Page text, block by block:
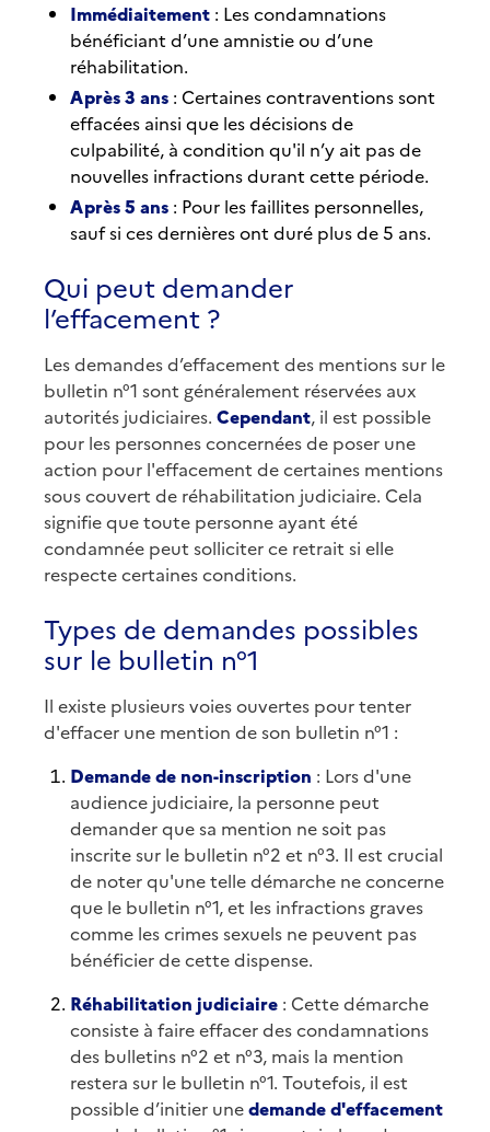
Immédiaitement : Les condamnations
bénéficiant d’une amnistie ou d’une
réhabilitation.
Après 3 ans : Certaines contraventions sont
effacées ainsi que les décisions de
culpabilité, à condition qu'il n’y ait pas de
nouvelles infractions durant cette période.
Après 5 ans : Pour les faillites personnelles,
sauf si ces dernières ont duré plus de 5 ans.
Qui peut demander
l’effacement ?
Les demandes d’effacement des mentions sur le
bulletin n°1 sont généralement réservées aux
autorités judiciaires. Cependant, il est possible
pour les personnes concernées de poser une
action pour l'effacement de certaines mentions
sous couvert de réhabilitation judiciaire. Cela
signifie que toute personne ayant été
condamnée peut solliciter ce retrait si elle
respecte certaines conditions.
Types de demandes possibles
sur le bulletin n°1
Il existe plusieurs voies ouvertes pour tenter
d'effacer une mention de son bulletin n°1 :
Demande de non-inscription : Lors d'une
audience judiciaire, la personne peut
demander que sa mention ne soit pas
inscrite sur le bulletin n°2 et n°3. Il est crucial
de noter qu'une telle démarche ne concerne
que le bulletin n°1, et les infractions graves
comme les crimes sexuels ne peuvent pas
bénéficier de cette dispense.
Réhabilitation judiciaire : Cette démarche
consiste à faire effacer des condamnations
des bulletins n°2 et n°3, mais la mention
restera sur le bulletin n°1. Toutefois, il est
possible d’initier unedemande d'effacement